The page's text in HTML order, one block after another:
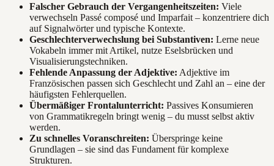
Falscher Gebrauch der Vergangenheitszeiten: Viele
verwechseln Passé composé und Imparfait – konzentriere dich
auf Signalwörter und typische Kontexte.
Geschlechterverwechslung bei Substantiven: Lerne neue
Vokabeln immer mit Artikel, nutze Eselsbrücken und
Visualisierungstechniken.
Fehlende Anpassung der Adjektive: Adjektive im
Französischen passen sich Geschlecht und Zahl an – eine der
häufigsten Fehlerquellen.
Übermäßiger Frontalunterricht: Passives Konsumieren
von Grammatikregeln bringt wenig – du musst selbst aktiv
werden.
Zu schnelles Voranschreiten: Überspringe keine
Grundlagen – sie sind das Fundament für komplexe
Strukturen.